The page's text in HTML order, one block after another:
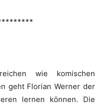
wie komischen
geht Florian Werner der
lernen können. Die